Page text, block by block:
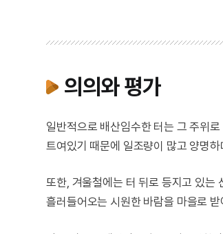
의의와 평가
일반적으로 배산임수한 터는 그 주위
트여있기 때문에 일조량이 많고 양명
또한, 겨울철에는 터 뒤로 등지고 있는
흘러들어오는 시원한 바람을 마을로